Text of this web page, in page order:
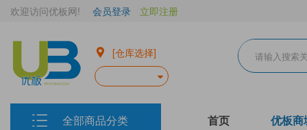
欢迎访问优板网! 会员登录 立即注册
[仓库选择]
全部商品分类 首页 优板商